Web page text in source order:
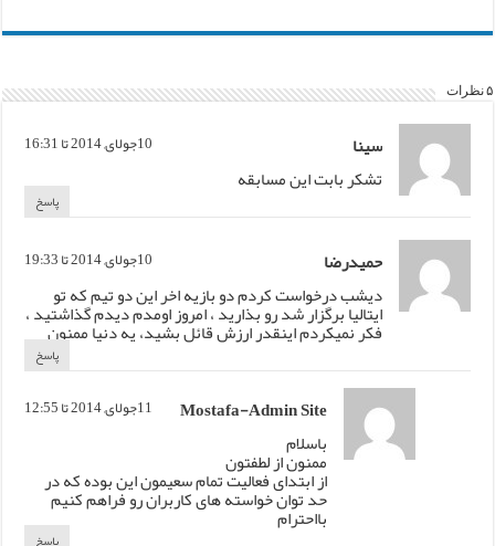
۵ نظرات
سینا 10جولای, 2014 تا 16:31
تشکر بابت این مسابقه
پاسخ
حمیدرضا 10جولای, 2014 تا 19:33
دیشب درخواست کردم دو بازیه اخر این دو تیم که تو
ایتالیا برگزار شد رو بذارید ، امروز اومدم دیدم گذاشتید ،
فکر نمیکردم اینقدر ارزش قائل بشید، یه دنیا ممنون
پاسخ
Mostafa-Admin Site 11جولای, 2014 تا 12:55
باسلام
ممنون از لطفتون
از ابتدای فعالیت تمام سعیمون این بوده که در
حد توان خواسته های کاربران رو فراهم کنیم
بااحترام
پاسخ